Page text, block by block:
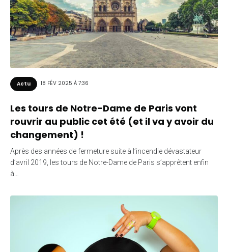
Actu 18 FÉV 2025 À 7:36
Les tours de Notre-Dame de Paris vont
rouvrir au public cet été (et il va y avoir du
changement) !
Après des années de fermeture suite à l’incendie dévastateur
d’avril 2019, les tours de Notre-Dame de Paris s’apprêtent enfin
à…